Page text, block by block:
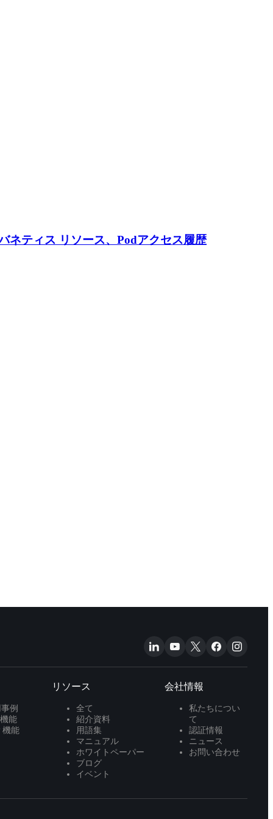
ネティス リソース、Podアクセス履歴
例
能
機能
リソース
全て
紹介資料
用語集
マニュアル
ホワイトペーパー
ブログ
イベント
会社情報
私たちについ
て
認証情報
ニュース
お問い合わせ